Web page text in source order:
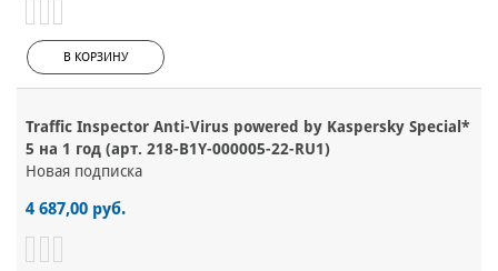
В КОРЗИНУ
Traffic Inspector Anti-Virus powered by Kaspersky Special*
5 на 1 год (арт. 218-B1Y-000005-22-RU1)
Новая подписка
4 687,00 руб.